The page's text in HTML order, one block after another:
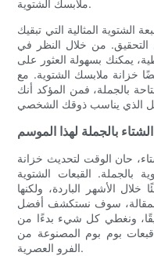
ملابسك الشتوية.
الشتوية المثالية التي تبقيك
التحقيق. من خلال النظر في
يمكنك بسهولة العثور على
خزانة ملابسك الشتوية. مع
بالجملة، فمن المؤكد أنك
بالجملة لهذا الموسم
حان الوقت لتحديث خزانة
بالجملة. القبعات الشتوية
الأشهر الباردة، ولكنها
المقالة، سوف نستكشف أفضل
ونغطي كل شيء بدءًا من
بوم بوم المصنوعة من
الفرو العصرية.